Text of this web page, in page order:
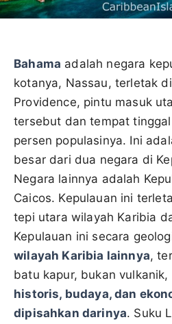
Bahama adalah negara
kotanya, Nassau, terletak
Providence, pintu masuk
tersebut dan tempat
persen populasinya. Ini
besar dari dua negara di
Negara lainnya adalah
Caicos. Kepulauan ini
tepi utara wilayah Karibia
Kepulauan ini secara
wilayah Karibia lainnya,
batu kapur, bukan vulkanik,
historis, budaya, dan
dipisahkan darinya. Suku